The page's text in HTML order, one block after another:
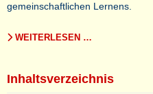
gemeinschaftlichen Lernens.
WEITERLESEN …
Inhaltsverzeichnis